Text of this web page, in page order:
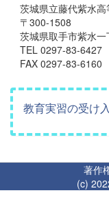
茨城県立藤代紫水高
〒300-1508
茨城県取手市紫水一
TEL 0297-83-6427
FAX 0297-83-6160
教育実習の受け
著作
(c)